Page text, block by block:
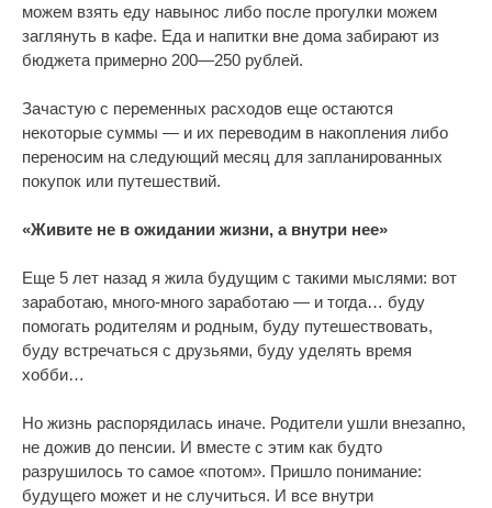
можем взять еду навынос либо после прогулки можем
заглянуть в кафе. Еда и напитки вне дома забирают из
бюджета примерно 200—250 рублей.
Зачастую с переменных расходов еще остаются
некоторые суммы — и их переводим в накопления либо
переносим на следующий месяц для запланированных
покупок или путешествий.
«Живите не в ожидании жизни, а внутри нее»
Еще 5 лет назад я жила будущим с такими мыслями: вот
заработаю, много-много заработаю — и тогда… буду
помогать родителям и родным, буду путешествовать,
буду встречаться с друзьями, буду уделять время
хобби…
Но жизнь распорядилась иначе. Родители ушли внезапно,
не дожив до пенсии. И вместе с этим как будто
разрушилось то самое «потом». Пришло понимание:
будущего может и не случиться. И все внутри